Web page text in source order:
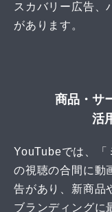
スカバリー広告、
があります。
商品・サ
活
YouTubeでは、「
の視聴の合間に動
告があり、新商品
ブランディングに